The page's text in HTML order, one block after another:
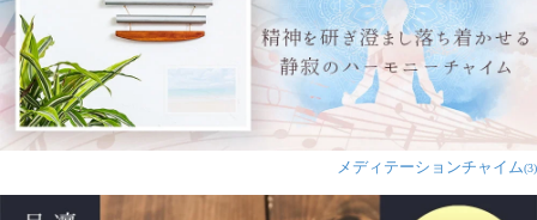
メディテーションチャイム(3)